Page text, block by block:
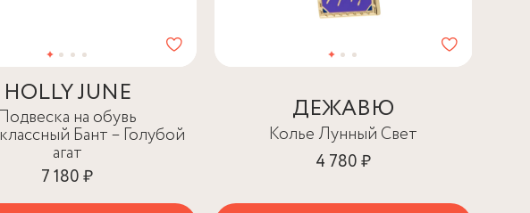
HOLLY JUNE
Подвеска на обувь
Бант – Голубой
агат
7 180 ₽
ДЕЖАВЮ
Колье Лунный Свет
4 780 ₽